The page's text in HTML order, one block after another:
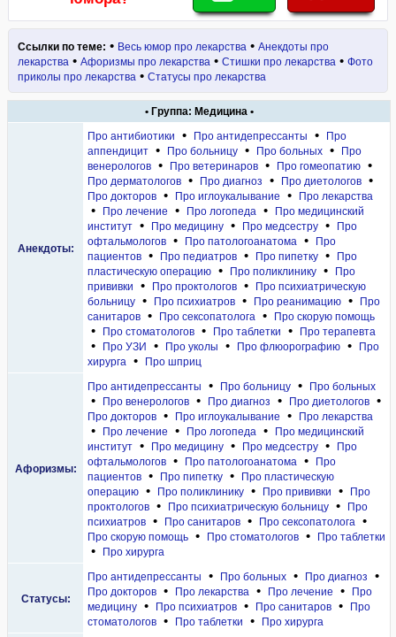
Ссылки по теме: • Весь юмор про лекарства • Анекдоты про
лекарства • Афоризмы про лекарства • Стишки про лекарства • Фото
приколы про лекарства • Статусы про лекарства
• Группа: Медицина •
Анекдоты:
Про антибиотики • Про антидепрессанты •
Про
аппендицит • Про больницу • Про больных •
Про
венерологов • Про ветеринаров • Про гомеопатию •
Про дерматологов • Про диагноз • Про диетологов •
Про докторов • Про иглоукалывание • Про лекарства
• Про лечение • Про логопеда •
Про медицинский
институт • Про медицину • Про медсестру •
Про
офтальмологов • Про патологоанатома •
Про
пациентов • Про педиатров • Про пипетку •
Про
пластическую операцию • Про поликлинику •
Про
прививки
• Про проктологов •
Про психиатрическую
больницу • Про психиатров • Про реанимацию •
Про
санитаров • Про сексопатолога • Про скорую помощь
• Про стоматологов • Про таблетки • Про терапевта
• Про УЗИ • Про уколы • Про флюорографию •
Про
хирурга • Про шприц
Афоризмы:
Про антидепрессанты • Про больницу • Про больных
• Про венерологов • Про диагноз • Про диетологов •
Про докторов • Про иглоукалывание • Про лекарства
• Про лечение • Про логопеда •
Про медицинский
институт • Про медицину • Про медсестру •
Про
офтальмологов • Про патологоанатома •
Про
пациентов • Про пипетку •
Про пластическую
операцию • Про поликлинику • Про прививки •
Про
проктологов • Про психиатрическую больницу •
Про
психиатров • Про санитаров • Про сексопатолога •
Про скорую помощь • Про стоматологов • Про таблетки
• Про хирурга
Статусы:
Про антидепрессанты • Про больных • Про диагноз •
Про докторов • Про лекарства • Про лечение •
Про
медицину • Про психиатров • Про санитаров •
Про
стоматологов • Про таблетки • Про хирурга